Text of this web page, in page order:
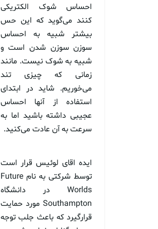
احساس شوک الکتریکی
کنند می‌گوید که این حس
بیشتر شبیه به احساس
سوزن سوزن شدن است و
شبیه به شوک نیست. مانند
زمانی که چیزی تند
می‌خوریم. شاید در ابتدای
استفاده از آنها احساس
عجیبی داشته باشید اما به
سرعت به ‌آن عادت می‌کنید.
ایده اقای لوئیس قرار است
توسط شرکتی به نام Future
Worlds در دانشگاه
Southampton مورد حمایت
قرارگیرد که باعث جلب توجه